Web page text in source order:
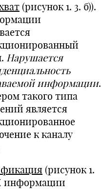
(рисунок 1. 3. б)).
Нарушается
информации.
такого типа
является
к каналу
(рисунок 1.
информации